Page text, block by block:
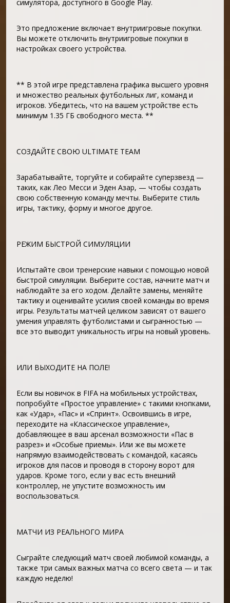
симулятора, доступного в Google Play.
Это предложение включает внутриигровые покупки.
Вы можете отключить внутриигровые покупки в
настройках своего устройства.
** В этой игре представлена графика высшего уровня
и множество реальных футбольных лиг, команд и
игроков. Убедитесь, что на вашем устройстве есть
минимум 1.35 ГБ свободного места. **
СОЗДАЙТЕ СВОЮ ULTIMATE TEAM
Зарабатывайте, торгуйте и собирайте суперзвезд —
таких, как Лео Месси и Эден Азар, — чтобы создать
свою собственную команду мечты. Выберите стиль
игры, тактику, форму и многое другое.
РЕЖИМ БЫСТРОЙ СИМУЛЯЦИИ
Испытайте свои тренерские навыки с помощью новой
быстрой симуляции. Выберите состав, начните матч и
наблюдайте за его ходом. Делайте замены, меняйте
тактику и оценивайте усилия своей команды во время
игры. Результаты матчей целиком зависят от вашего
умения управлять футболистами и сыгранностью —
все это выводит уникальность игры на новый уровень.
ИЛИ ВЫХОДИТЕ НА ПОЛЕ!
Если вы новичок в FIFA на мобильных устройствах,
попробуйте «Простое управление» с такими кнопками,
как «Удар», «Пас» и «Спринт». Освоившись в игре,
переходите на «Классическое управление»,
добавляющее в ваш арсенал возможности «Пас в
разрез» и «Особые приемы». Или же вы можете
напрямую взаимодействовать с командой, касаясь
игроков для пасов и проводя в сторону ворот для
ударов. Кроме того, если у вас есть внешний
контроллер, не упустите возможность им
воспользоваться.
МАТЧИ ИЗ РЕАЛЬНОГО МИРА
Сыграйте следующий матч своей любимой команды, а
также три самых важных матча со всего света — и так
каждую неделю!